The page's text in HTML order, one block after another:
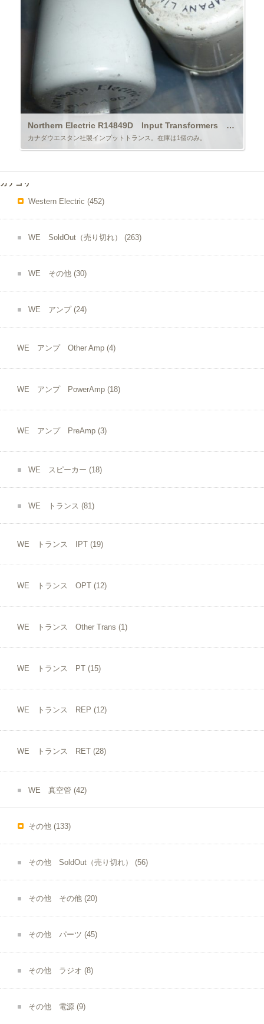
Northern Electric R14849D Input Transformers ￥88,000/Each
カナダウエスタン社製インプットトランス。在庫は1個のみ。
カテゴリー
Western Electric (452)
WE SoldOut（売り切れ） (263)
WE その他 (30)
WE アンプ (24)
WE アンプ Other Amp (4)
WE アンプ PowerAmp (18)
WE アンプ PreAmp (3)
WE スピーカー (18)
WE トランス (81)
WE トランス IPT (19)
WE トランス OPT (12)
WE トランス Other Trans (1)
WE トランス PT (15)
WE トランス REP (12)
WE トランス RET (28)
WE 真空管 (42)
その他 (133)
その他 SoldOut（売り切れ） (56)
その他 その他 (20)
その他 パーツ (45)
その他 ラジオ (8)
その他 電源 (9)